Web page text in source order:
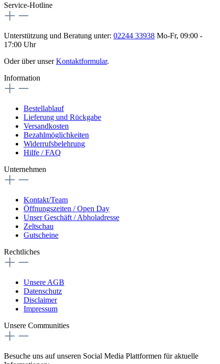
Service-Hotline
Unterstützung und Beratung unter: 02244 33938 Mo-Fr, 09:00 -
17:00 Uhr
Oder über unserKontaktformular.
Information
Bestellablauf
Lieferung und Rückgabe
Versandkosten
Bezahlmöglichkeiten
Widerrufsbelehrung
Hilfe / FAQ
Unternehmen
Kontakt/Team
Öffnungszeiten / Open Day
Unser Geschäft / Abholadresse
Zeltschau
Gutscheine
Rechtliches
Unsere AGB
Datenschutz
Disclaimer
Impressum
Unsere Communities
Besuche uns auf unseren Social Media Plattformen für aktuelle